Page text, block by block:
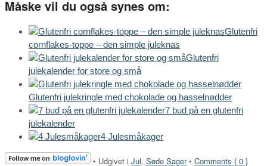
Måske vil du også synes om:
Glutenfri
cornflakes-toppe – den simple juleknas
Glutenfri
julekalender for store og små
Glutenfri julekringle med chokolade og hasselnødder
7 bud på en glutenfri
julekalender
4 Julesmåkager
• Udgivet i Jul, Søde Sager• Comments { 0 }